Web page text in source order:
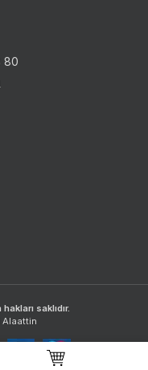
80
saklıdır.
Alaattin